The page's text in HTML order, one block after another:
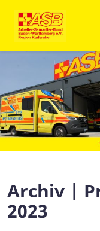
Archiv |
2023